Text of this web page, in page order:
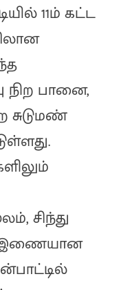
11ம் கட்ட
நிற பானை,
சிந்து
இணையான